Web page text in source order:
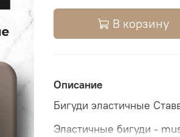
В корзину
Описание
Бигуди эластичные
Эластичные бигуди -